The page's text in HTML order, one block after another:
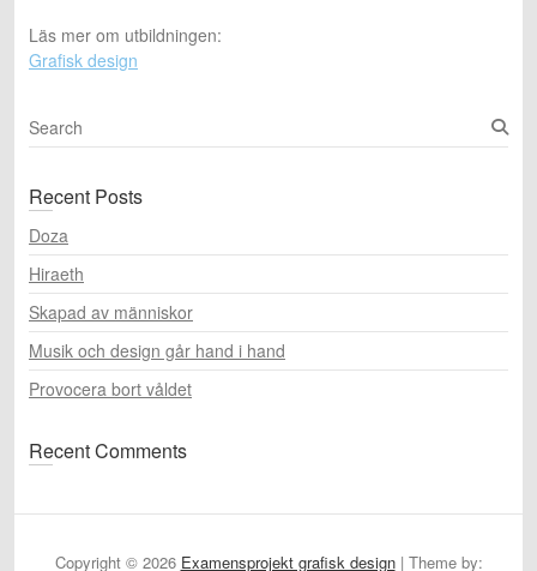
Läs mer om utbildningen:
Grafisk design
S
e
r
h
Recent Posts
Doza
Hiraeth
Skapad av människor
Musik och design går hand i hand
Provocera bort våldet
Recent Comments
Copyright © 2026 Examensprojekt grafisk design| Theme by: